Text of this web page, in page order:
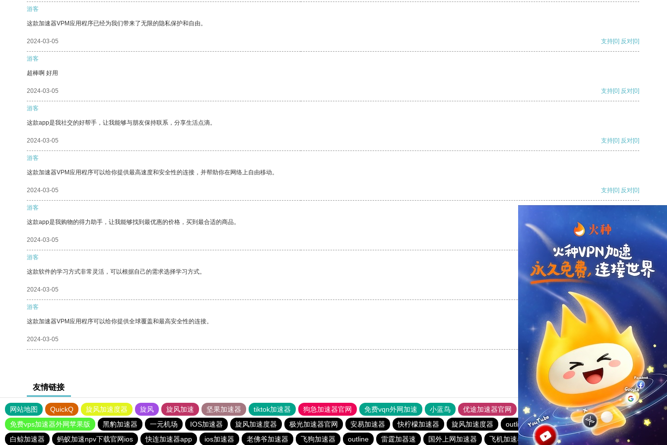
游客
这款加速器VPM应用程序已经为我们带来了无限的隐私保护和自由。
2024-03-05 支持[0] 反对[0]
游客
超棒啊 好用
2024-03-05 支持[0] 反对[0]
游客
这款app是我社交的好帮手，让我能够与朋友保持联系，分享生活点滴。
2024-03-05 支持[0] 反对[0]
游客
这款加速器VPM应用程序可以给你提供最高速度和安全性的连接，并帮助你在网络上自由移动。
2024-03-05 支持[0] 反对[0]
游客
这款app是我购物的得力助手，让我能够找到最优惠的价格，买到最合适的商品。
2024-03-05
游客
这款软件的学习方式非常灵活，可以根据自己的需求选择学习方式。
2024-03-05 反对
游客
这款加速器VPM应用程序可以给你提供全球覆盖和最高安全性的连接。
2024-03-05 反对[0]
友情链接
网站地图 QuickQ 旋风加速度器 旋风 旋风加速 坚果加速器 tiktok加速器 狗急加速器官网 免费vqn外网加速 小蓝鸟 优途加速器官网 风驰加速器 旋风加速器
八戒看书
免费vps加速器外网苹果版
黑豹加速器 一元机场 IOS加速器 旋风加速度器 极光加速器官网 安易加速器 快柠檬加速器 旋风加速度器 outline 极光aurora加速器
ios加速器
白鲸加速器
蚂蚁加速npv下载官网ios 快连加速器app ios加速器 老佛爷加速器 飞狗加速器 outline 雷霆加器速 国外上网加速器 飞机加速器 免费vqn加速 雷霆加器速